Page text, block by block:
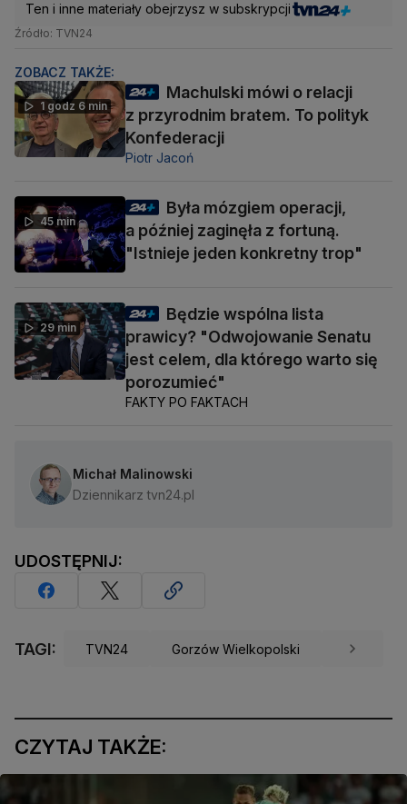
Ten i inne materiały obejrzysz w subskrypcji
Źródło: TVN24
ZOBACZ TAKŻE:
1 godz 6 min
Machulski mówi o relacji
z przyrodnim bratem. To polityk
Konfederacji
Piotr Jacoń
45 min
Była mózgiem operacji,
a później zaginęła z fortuną.
"Istnieje jeden konkretny trop"
29 min
Będzie wspólna lista
prawicy? "Odwojowanie Senatu
jest celem, dla którego warto się
porozumieć"
FAKTY PO FAKTACH
Michał Malinowski
Dziennikarz tvn24.pl
UDOSTĘPNIJ:
TAGI: TVN24 Gorzów Wielkopolski
CZYTAJ TAKŻE: